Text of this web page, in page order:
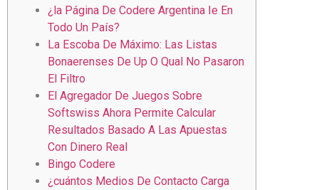
¿la Página De Codere Argentina Ie En
Todo Un País?
La Escoba De Máximo: Las Listas
Bonaerenses De Up O Qual No Pasaron
El Filtro
El Agregador De Juegos Sobre
Softswiss Ahora Permite Calcular
Resultados Basado A Las Apuestas
Con Dinero Real
Bingo Codere
¿cuántos Medios De Contacto Carga